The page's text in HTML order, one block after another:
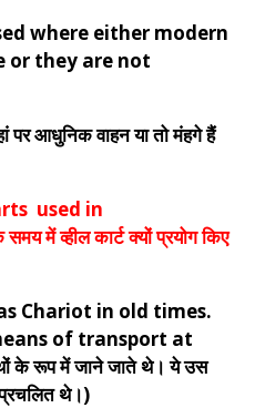
where either modern
or they are not
पर आधुनिक वाहन या तो मंहगे हैं
used in
में व्हील कार्ट क्यों प्रयोग किए
Chariot in old times.
of transport at
के रूप में जाने जाते थे। ये उस
थे।)